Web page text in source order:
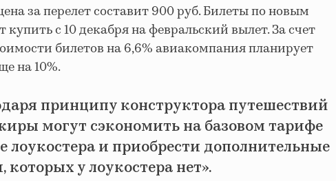
за перелет составит 900 руб. Билеты по новым
с 10 декабря на февральский вылет. За счет
билетов на 6,6% авиакомпания планирует
на 10%.
принципу конструктора путешествий
могут сэкономить на базовом тарифе
лоукостера и приобрести дополнительные
которых у лоукостера нет».